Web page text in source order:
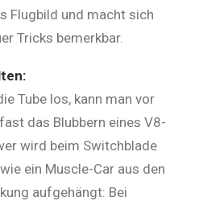
Flugbild und macht sich
Tricks bemerkbar.
Tube los, kann man vor
das Blubbern eines V8-
wird beim Switchblade
ein Mus­cle-Car aus den
aufgehängt: Bei